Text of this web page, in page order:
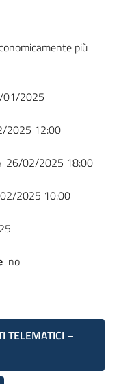
più
01/2025
2025 12:00
26/02/2025 18:00
2025 10:00
no
TELEMATICI –